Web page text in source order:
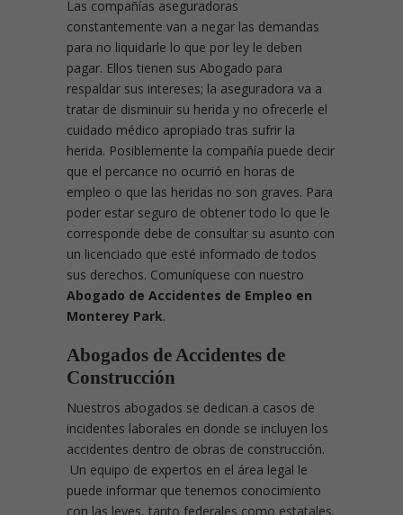
Las compañías aseguradoras
constantemente van a negar las demandas
para no liquidarle lo que por ley le deben
pagar. Ellos tienen sus Abogado para
respaldar sus intereses; la aseguradora va a
tratar de disminuir su herida y no ofrecerle el
cuidado médico apropiado tras sufrir la
herida. Posiblemente la compañía puede decir
que el percance no ocurrió en horas de
empleo o que las heridas no son graves. Para
poder estar seguro de obtener todo lo que le
corresponde debe de consultar su asunto con
un licenciado que esté informado de todos
sus derechos. Comuníquese con nuestro
Abogado de Accidentes de Empleo en
Monterey Park.
Abogados de Accidentes de
Construcción
Nuestros abogados se dedican a casos de
incidentes laborales en donde se incluyen los
accidentes dentro de obras de construcción.
Un equipo de expertos en el área legal le
puede informar que tenemos conocimiento
con las leyes, tanto federales como estatales.